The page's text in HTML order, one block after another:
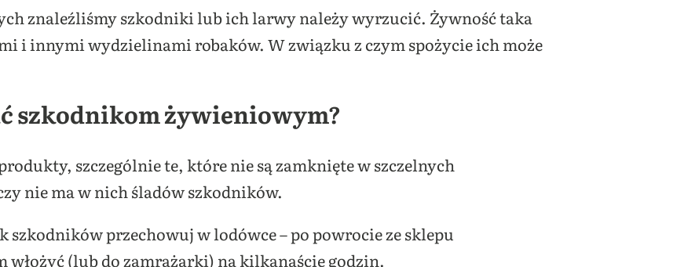
znaleźliśmy szkodniki lub ich larwy należy wyrzucić. Żywność taka
i innymi wydzielinami robaków. W związku z czym spożycie ich może
szkodnikom żywieniowym?
szczególnie te, które nie są zamknięte w szczelnych
nie ma w nich śladów szkodników.
szkodników przechowuj w lodówce – po powrocie ze sklepu
(lub do zamrażarki) na kilkanaście godzin.